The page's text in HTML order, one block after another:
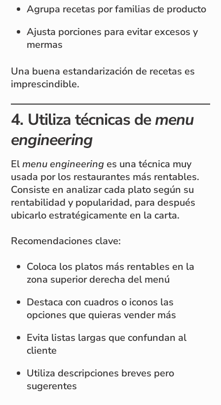
Agrupa recetas por familias de producto
Ajusta porciones para evitar excesos y
mermas
Una buena estandarización de recetas es
imprescindible.
4. Utiliza técnicas demenu
engineering
Elmenu engineering es una técnica muy
usada por los restaurantes más rentables.
Consiste en analizar cada plato según su
rentabilidad y popularidad, para después
ubicarlo estratégicamente en la carta.
Recomendaciones clave:
Coloca los platos más rentables en la
zona superior derecha del menú
Destaca con cuadros o iconos las
opciones que quieras vender más
Evita listas largas que confundan al
cliente
Utiliza descripciones breves pero
sugerentes